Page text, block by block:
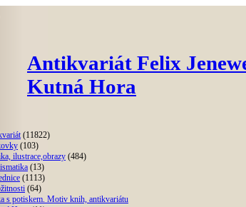
Antikvariát Felix
Kutná Hora
(11822)
(103)
ilustrace,obrazy (484)
(13)
(1113)
(64)
s potiskem. Motiv knih, antikvariátu